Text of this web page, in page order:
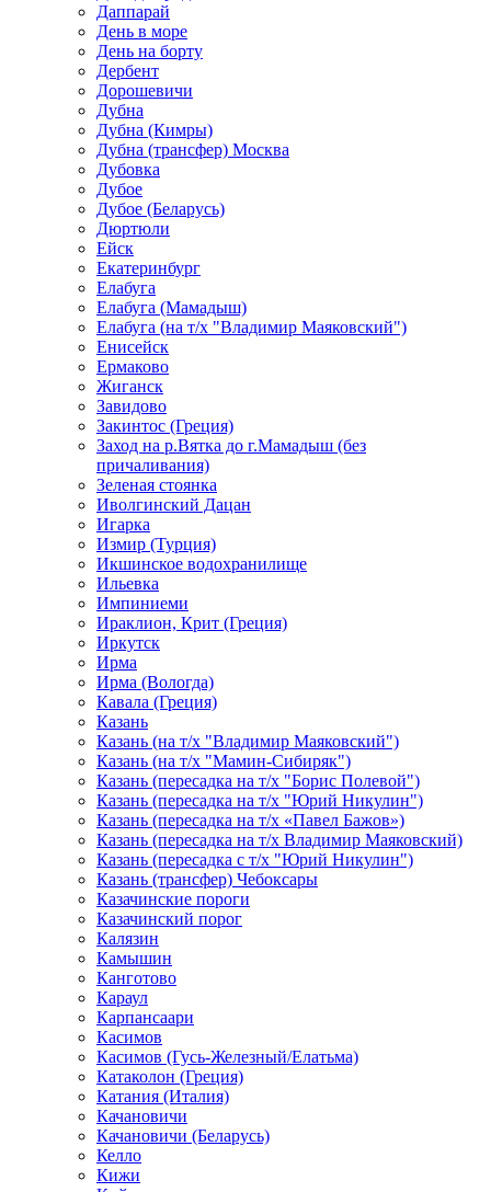
Даппарай
День в море
День на борту
Дербент
Дорошевичи
Дубна
Дубна (Кимры)
Дубна (трансфер) Москва
Дубовка
Дубое
Дубое (Беларусь)
Дюртюли
Ейск
Екатеринбург
Елабуга
Елабуга (Мамадыш)
Елабуга (на т/х "Владимир Маяковский")
Енисейск
Ермаково
Жиганск
Завидово
Закинтос (Греция)
Заход на р.Вятка до г.Мамадыш (без
причаливания)
Зеленая стоянка
Иволгинский Дацан
Игарка
Измир (Турция)
Икшинское водохранилище
Ильевка
Импиниеми
Ираклион, Крит (Греция)
Иркутск
Ирма
Ирма (Вологда)
Кавала (Греция)
Казань
Казань (на т/х "Владимир Маяковский")
Казань (на т/х "Мамин-Сибиряк")
Казань (пересадка на т/х "Борис Полевой")
Казань (пересадка на т/х "Юрий Никулин")
Казань (пересадка на т/х «Павел Бажов»)
Казань (пересадка на т/х Владимир Маяковский)
Казань (пересадка с т/х "Юрий Никулин")
Казань (трансфер) Чебоксары
Казачинские пороги
Казачинский порог
Калязин
Камышин
Канготово
Караул
Карпансаари
Касимов
Касимов (Гусь-Железный/Елатьма)
Катаколон (Греция)
Катания (Италия)
Качановичи
Качановичи (Беларусь)
Келло
Кижи